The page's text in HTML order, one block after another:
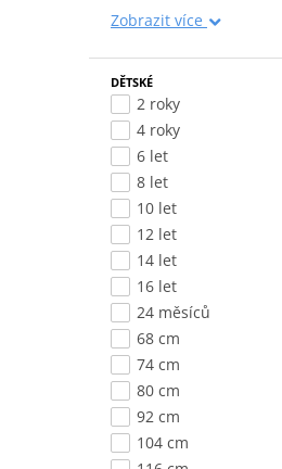
Zobrazit více
DĚTSKÉ
2 roky
4 roky
6 let
8 let
10 let
12 let
14 let
16 let
24 měsíců
68 cm
74 cm
80 cm
92 cm
104 cm